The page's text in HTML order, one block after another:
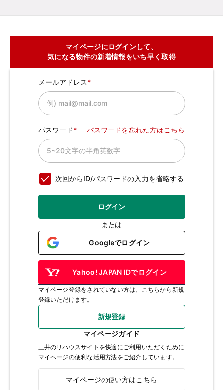
マイページにログインして、
気になる物件の新着情報をいち早く取得
メールアドレス
パスワード パスワードを忘れた方はこちら
次回からID/パスワードの入力を省略する
ログイン
または
Googleでログイン
Yahoo! JAPAN IDでログイン
マイページ登録をされていない方は、こちらから新規
登録いただけます。
新規登録
マイページガイド
三井のリハウスサイトを快適にご利用いただくために
マイページの便利な活用方法をご紹介しています。
マイページの使い方はこちら